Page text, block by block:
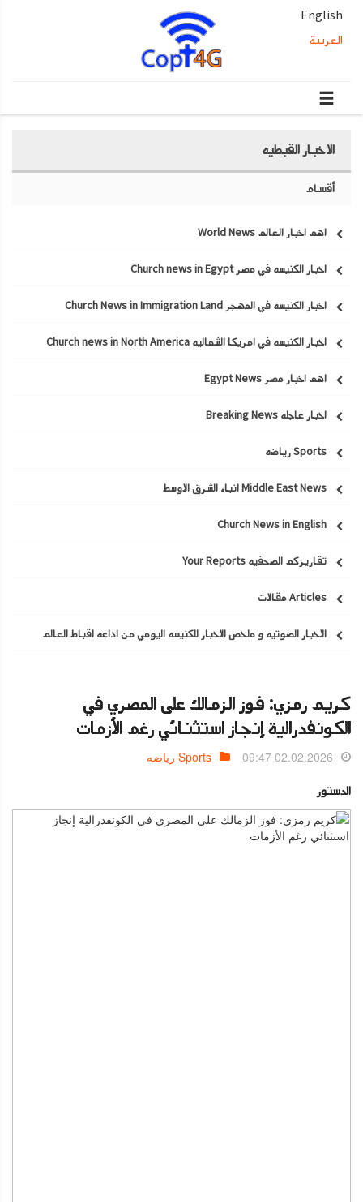
English
العربية
الاخبار القبطيه
أقسام
اهم اخبار العالم World News
اخبار الكنيسه في مصر Church news in Egypt
اخبار الكنيسه في المهجر Church News in Immigration Land
اخبار الكنيسه في امريكا الشماليه Church news in North America
اهم اخبار مصر Egypt News
اخبار عاجله Breaking News
Sports رياضه
Middle East News انباء الشرق الاوسط
Church News in English
تقاريركم الصحفيه Your Reports
Articles مقالات
الاخبار الصوتيه و ملخص الاخبار للكنيسه اليومي من اذاعه اقباط العالم
كريم رمزي: فوز الزمالك على المصري في
الكونفدرالية إنجاز استثنائي رغم الأزمات
02.02.2026 09:47 Sports رياضه
الدستور